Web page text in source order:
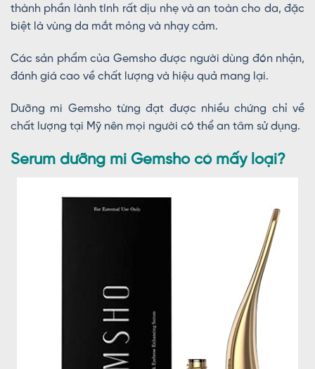
thành phần lành tính rất dịu nhẹ và an toàn cho da, đặc
biệt là vùng da mắt mỏng và nhạy cảm.
Các sản phẩm của Gemsho được người dùng đón nhận,
đánh giá cao về chất lượng và hiệu quả mang lại.
Dưỡng mi Gemsho từng đạt được nhiều chứng chỉ về
chất lượng tại Mỹ nên mọi người có thể an tâm sử dụng.
Serum dưỡng mi Gemsho có mấy loại?